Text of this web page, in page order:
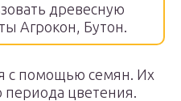
древесную
Агрокон, Бутон.
с помощью семян. Их
цветения.